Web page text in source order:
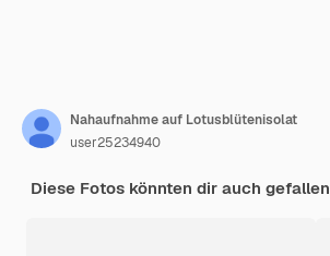
Nahaufnahme auf Lotusblütenisolat
user25234940
Diese Fotos könnten dir auch gefallen